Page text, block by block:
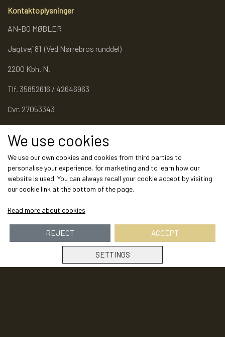
Kontaktoplysninger
AN-BO MØBLER
Jagtvej 81 (Ved Nørrebros runddel)
2200 Kbh. N.
Tlf. 35852616 / 42646963
Cvr. 27053343
Links
Kunde login
Salgs- og leveringsbetingelser
Cookies
Om os
We use cookies
We use our own cookies and cookies from third parties to
personalise your experience, for marketing and to learn how our
website is used. You can always recall your cookie accept by visiting
our cookie link at the bottom of the page.
Read more about cookies
SETTINGS
REJECT ACCEPT